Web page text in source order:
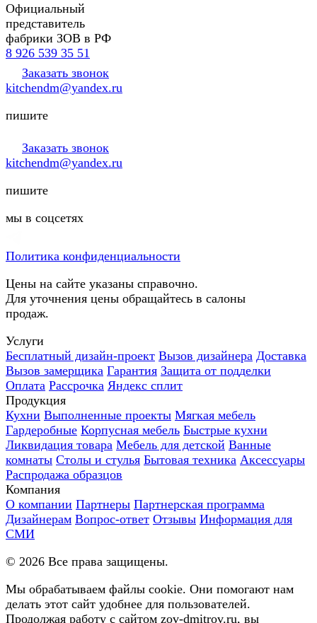
Официальный
представитель
фабрики ЗОВ в РФ
8 926 539 35 51
Заказать звонок
kitchendm@yandex.ru
пишите
Заказать звонок
kitchendm@yandex.ru
пишите
мы в соцсетях
Политика конфиденциальности
Цены на сайте указаны справочно.
Для уточнения цены обращайтесь в салоны
продаж.
Услуги
Бесплатный дизайн-проект Вызов дизайнера Доставка
Вызов замерщика Гарантия Защита от подделки
Оплата Рассрочка Яндекс сплит
Продукция
Кухни Выполненные проекты Мягкая мебель
Гардеробные Корпусная мебель Быстрые кухни
Ликвидация товара Мебель для детской Ванные
комнаты Столы и стулья Бытовая техника Аксессуары
Распродажа образцов
Компания
О компании Партнеры Партнерская программа
Дизайнерам Вопрос-ответ Отзывы Информация для
СМИ
© 2026 Все права защищены.
Мы обрабатываем файлы cookie. Они помогают нам
делать этот сайт удобнее для пользователей.
Продолжая работу с сайтом zov-dmitrov.ru, вы